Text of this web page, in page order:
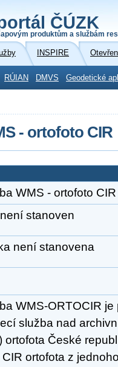
ČÚZK
produktům a službám
INSPIRE
RÚIAN DMVS Geodetické
- ortofoto CIR
WMS - ortofoto CIR
stanoven
není stanovena
WMS-ORTOCIR
služba nad
ortofota České
ortofota z